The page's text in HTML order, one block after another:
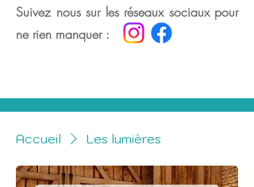
Suivez nous sur les réseaux sociaux pour
ne rien manquer :
Accueil Les lumières